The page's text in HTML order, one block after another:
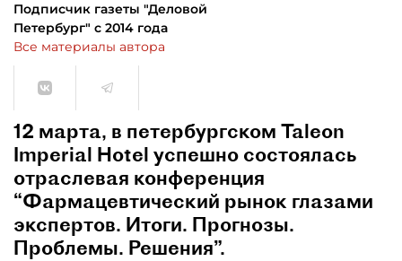
Подписчик газеты "Деловой
Петербург" с 2014 года
Все материалы автора
12 марта, в петербургском Taleon
Imperial Hotel успешно состоялась
отраслевая конференция
“Фармацевтический рынок глазами
экспертов. Итоги. Прогнозы.
Проблемы. Решения”.